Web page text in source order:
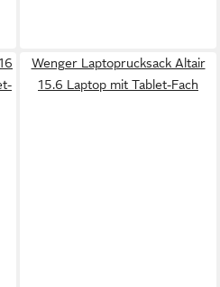
Wenger Laptoprucksack Altair
15.6 Laptop mit Tablet-Fach